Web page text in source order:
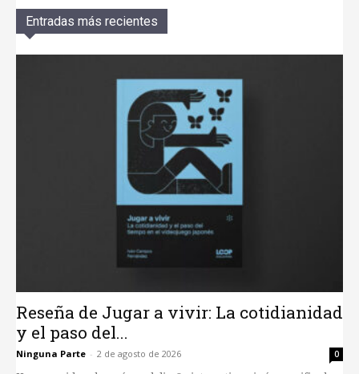
Entradas más recientes
Reseña de Jugar a vivir: La cotidianidad
y el paso del...
Ninguna Parte - 2 de agosto de 2026 0